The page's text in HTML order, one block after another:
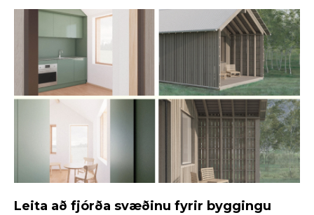
Leita að fjórða svæðinu fyrir byggingu